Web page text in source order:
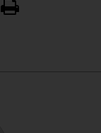
and N. Orsini